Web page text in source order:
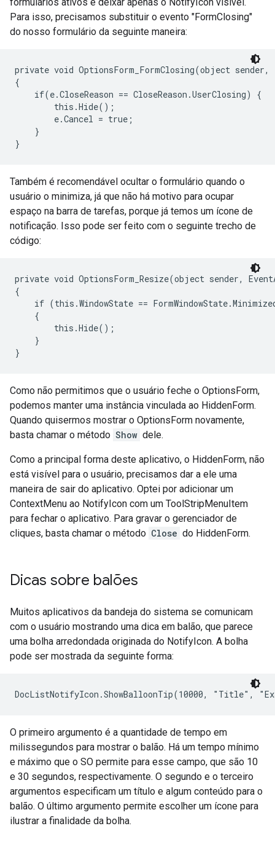
Para isso, precisamos substituir o evento "FormClosing"
do nosso formulário da seguinte maneira:
private void OptionsForm_FormClosing(object sender,
{
    if(e.CloseReason == CloseReason.UserClosing) {
        this.Hide();
        e.Cancel = true;
    }
}
Também é recomendável ocultar o formulário quando o
usuário o minimiza, já que não há motivo para ocupar
espaço na barra de tarefas, porque já temos um ícone de
notificação. Isso pode ser feito com o seguinte trecho de
código:
private void OptionsForm_Resize(object sender,
{
if (this.WindowState ==
    {
        this.Hide();
    }
}
Como não permitimos que o usuário feche o OptionsForm,
podemos manter uma instância vinculada ao HiddenForm.
Quando quisermos mostrar o OptionsForm novamente,
basta chamar o método Show dele.
Como a principal forma deste aplicativo, o HiddenForm, não
está visível para o usuário, precisamos dar a ele uma
maneira de sair do aplicativo. Optei por adicionar um
ContextMenu ao NotifyIcon com um ToolStripMenuItem
para fechar o aplicativo. Para gravar o gerenciador de
cliques, basta chamar o método Close do HiddenForm.
Dicas sobre balões
Muitos aplicativos da bandeja do sistema se comunicam
com o usuário mostrando uma dica em balão, que parece
uma bolha arredondada originada do NotifyIcon. A bolha
pode ser mostrada da seguinte forma:
DocListNotifyIcon.ShowBalloonTip(10000, "Title",
O primeiro argumento é a quantidade de tempo em
milissegundos para mostrar o balão. Há um tempo mínimo
e máximo que o SO permite para esse campo, que são 10
e 30 segundos, respectivamente. O segundo e o terceiro
argumentos especificam um título e algum conteúdo para o
balão. O último argumento permite escolher um ícone para
ilustrar a finalidade da bolha.